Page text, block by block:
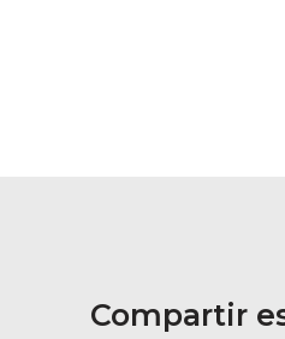
Compartir